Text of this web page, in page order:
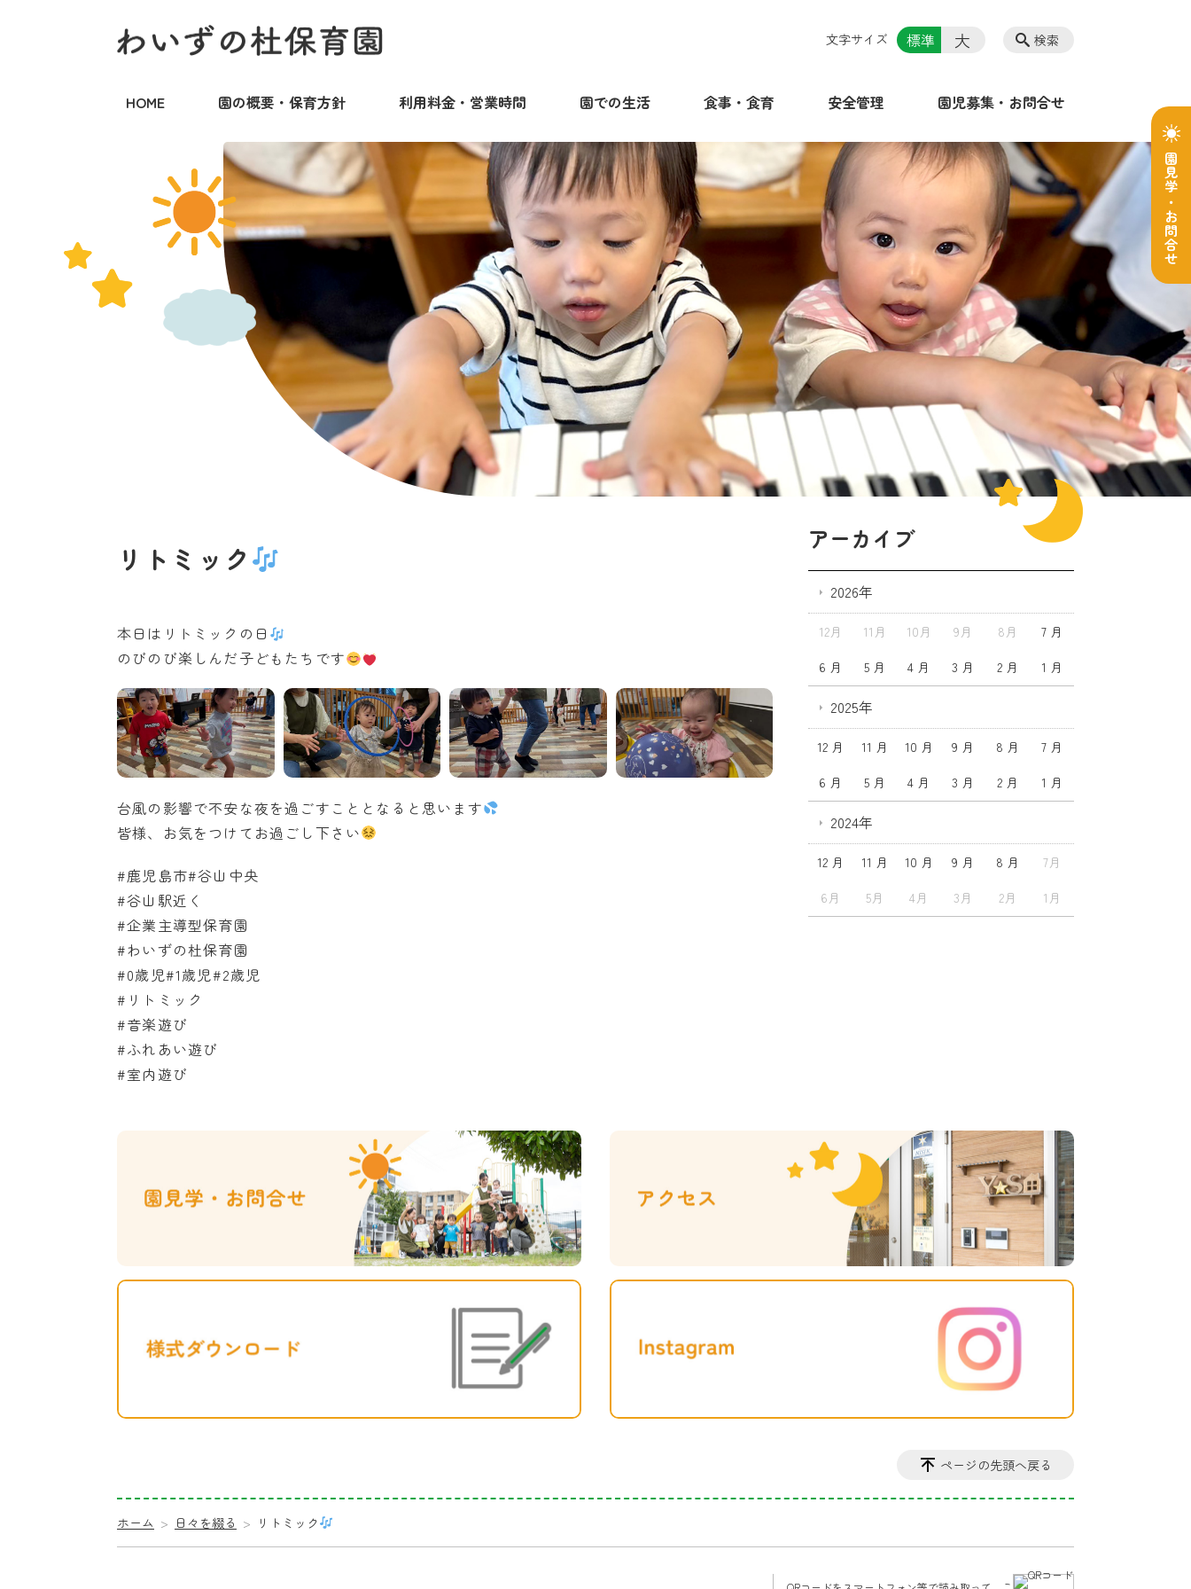
HOME 園の概要・保育方針 利用料金・営業時間 園での生活 食事・食育 安全管理 園児募集・お問合せ
検索
文字サイズ 標準 大
リトミック
本日はリトミックの日
のびのび楽しんだ子どもたちです
台風の影響で不安な夜を過ごすこととなると思います
皆様、お気をつけてお過ごし下さい
#鹿児島市#谷山中央
#谷山駅近く
#企業主導型保育園
#わいずの杜保育園
#0歳児#1歳児#2歳児
#リトミック
#音楽遊び
#ふれあい遊び
#室内遊び
アーカイブ
2026年
12月 11月 10月 9月 8月 7 月
6 月 5 月 4 月 3 月 2 月 1 月
2025年
12 月 11 月 10 月 9 月 8 月 7 月
6 月 5 月 4 月 3 月 2 月 1 月
2024年
12 月 11 月 10 月 9 月 8 月 7月
6月 5月 4月 3月 2月 1月
園見学・お問合せ
ページの先頭へ戻る
ホーム 日々を綴る リトミック